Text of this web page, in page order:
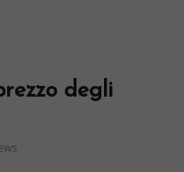
degli